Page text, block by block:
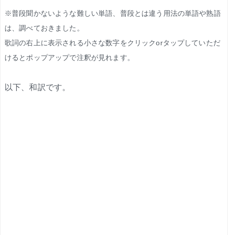
※普段聞かないような難しい単語、普段とは違う用法の単語や熟語
は、調べておきました。
歌詞の右上に表示される小さな数字をクリックorタップしていただ
けるとポップアップで注釈が見れます。
以下、和訳です。